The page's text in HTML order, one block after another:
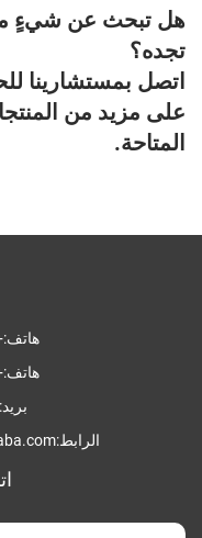
هل تبحث عن شيءٍ ما
تجده؟
اتصل بمستشارينا
على مزيد من
المتاحة.
هاتف:+86-577 62989222
هاتف:+86-189 68703366
بريد:[email protected]
الرابط: